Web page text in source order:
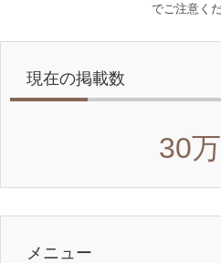
でご注意くだ
現在の掲載数
30
メニュー